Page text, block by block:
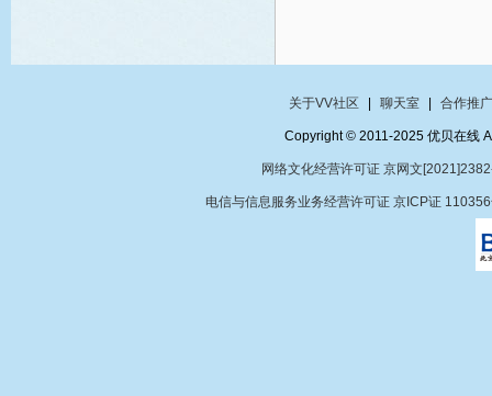
关于VV社区 聊天室 合作推广
Copyright © 2011-2025 优贝在线
网络文化经营许可证 京网文
电信与信息服务业务经营许可证 京ICP证